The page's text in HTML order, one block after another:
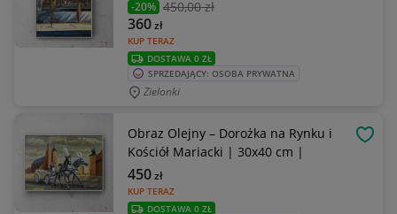
-20% 450,00 zł
KUP TERAZ
360zł
DOSTAWA 0 ZŁ
SPRZEDAJĄCY: OSOBA PRYWATNA
Zielonki
Obraz Olejny – Dorożka na Rynku i
Kościół Mariacki | 30x40 cm |
KUP TERAZ
450zł
DOSTAWA 0 ZŁ